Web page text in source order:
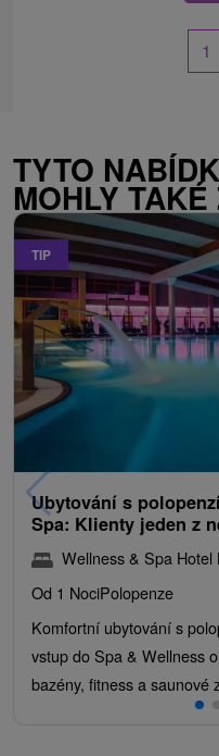
1
TYTO
MOHLY
TIP
Ubytování s
Spa: Klienty jeden z
Wellness & Spa Hotel
Od 1 NociPolopenze
Komfortní ubytování s
vstup do Spa & Wellness
bazény, fitness a saunové